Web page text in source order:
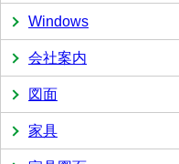
Windows
会社案内
図面
家具